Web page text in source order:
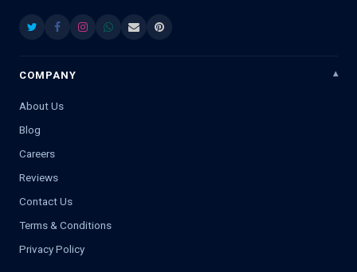
COMPANY
About Us
Blog
Careers
Reviews
Contact Us
Terms & Conditions
Privacy Policy